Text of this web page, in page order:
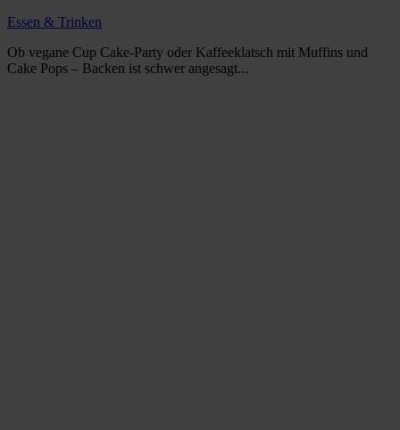
Essen & Trinken
Ob vegane Cup Cake-Party oder Kaffeeklatsch mit Muffins und
Cake Pops – Backen ist schwer angesagt...